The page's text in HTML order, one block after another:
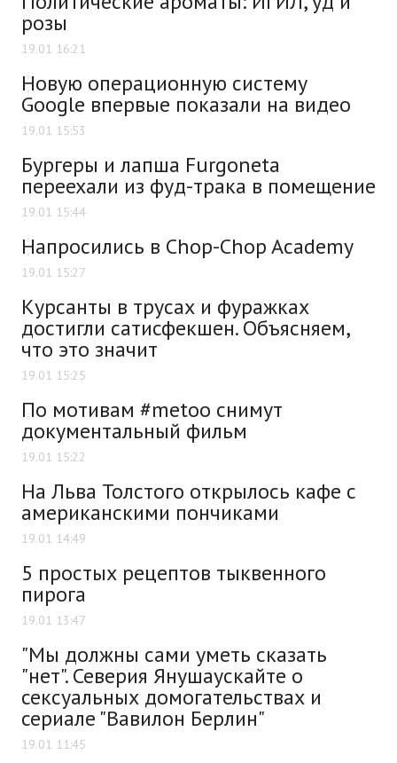
розы
19.01 16:21
Новую операционную систему
Google впервые показали на видео
19.01 15:53
Бургеры и лапша Furgoneta
переехали из фуд-трака в помещение
19.01 15:44
Напросились в Chop-Сhop Academy
19.01 15:27
Курсанты в трусах и фуражках
достигли сатисфекшен. Объясняем,
что это значит
19.01 15:25
По мотивам #metoo снимут
документальный фильм
19.01 15:22
На Льва Толстого открылось кафе с
американскими пончиками
19.01 14:49
5 простых рецептов тыквенного
пирога
19.01 13:47
"Мы должны сами уметь сказать
"нет". Северия Янушаускайте о
сексуальных домогательствах и
сериале "Вавилон Берлин"
19.01 11:45